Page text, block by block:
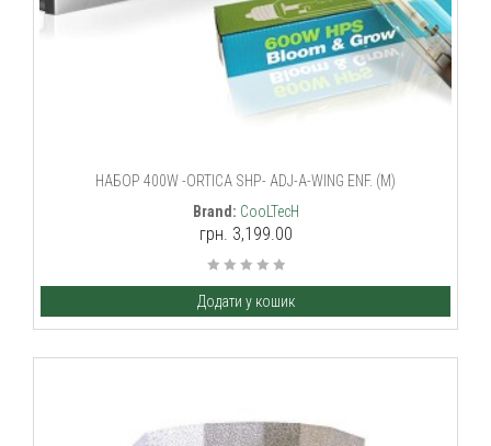
НАБОР 400W -ORTICA SHP- ADJ-A-WING ENF. (M)
Brand: CooLTecH
грн. 3,199.00
Додати у кошик